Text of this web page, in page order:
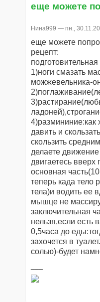
еще можете
Нина999 — пн.,
еще можете
рецепт:
1)ноги смазать
можжевельника-
4)размининие:как
давить и
скользить
делаете
двигаетесь вверх
основная
теперь када тело
тела)и водить ее
мышце не
заключительная
нельзя,если есть
0,5часа до
захочется в
солью)-будет